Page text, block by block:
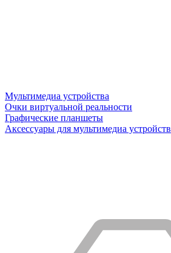
Мультимедиа устройства
Очки виртуальной реальности
Графические планшеты
Аксессуары для мультимедиа устройств